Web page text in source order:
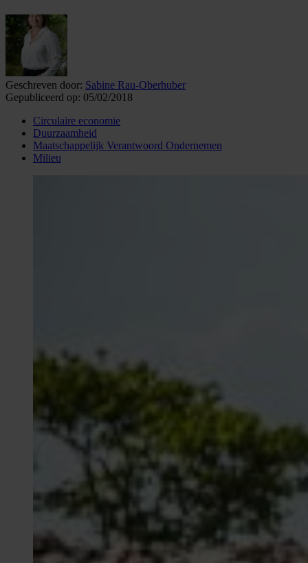
Geschreven door: Sabine Rau-Oberhuber
Gepubliceerd op: 05/02/2018
Circulaire economie
Duurzaamheid
Maatschappelijk Verantwoord Ondernemen
Milieu